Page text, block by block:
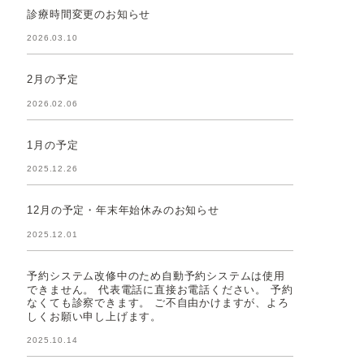
診療時間変更のお知らせ
2026.03.10
2月の予定
2026.02.06
1月の予定
2025.12.26
12月の予定・年末年始休みのお知らせ
2025.12.01
予約システム改修中のため自動予約システムは使用
できません。 代表電話に直接お電話ください。 予約
なくても診察できます。 ご不自由かけますが、よろ
しくお願い申し上げます。
2025.10.14